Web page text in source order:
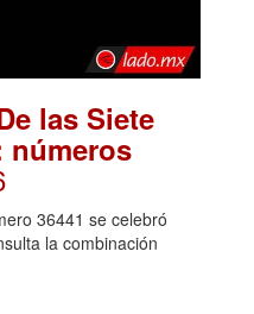
las Siete
números
36441 se celebró
la combinación